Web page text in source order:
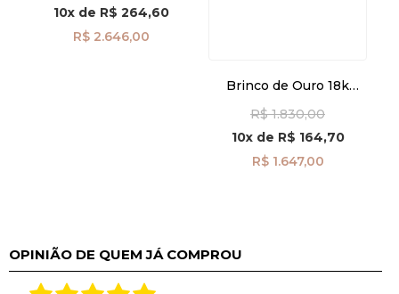
10x de R$ 264,60
R$ 2.646,00
Brinco de Ouro 18k
br29506
R$ 1.830,00
10xde R$ 164,70
R$ 1.647,00
OPINIÃO DE QUEM JÁ COMPROU